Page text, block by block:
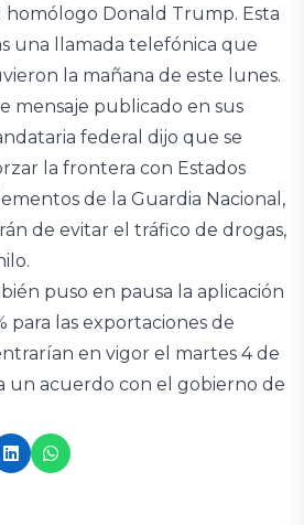
Donald Trump. Esta
una llamada telefónica que
la mañana de este lunes.
mensaje publicado en sus
federal dijo que se
la frontera con Estados
de la Guardia Nacional,
de evitar el tráfico de drogas,
puso en pausa la aplicación
para las exportaciones de
en vigor el martes 4 de
un acuerdo con el gobierno de